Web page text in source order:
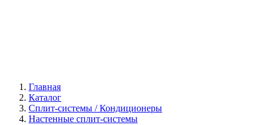
Главная
Каталог
Сплит-системы / Кондиционеры
Настенные сплит-системы